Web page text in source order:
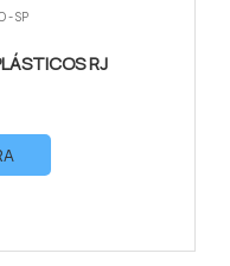
- SP
RJ